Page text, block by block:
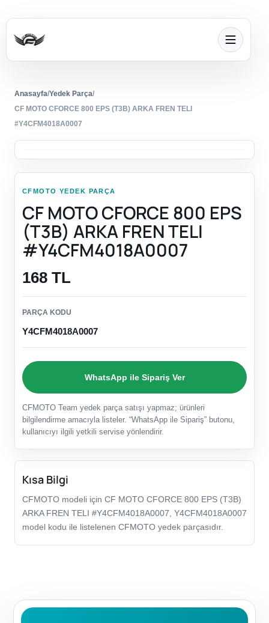
Anasayfa/Yedek Parça/
CF MOTO CFORCE 800 EPS (T3B) ARKA FREN TELI
#Y4CFM4018A0007
CFMOTO YEDEK PARÇA
CF MOTO CFORCE 800 EPS
(T3B) ARKA FREN TELI
#Y4CFM4018A0007
168 TL
PARÇA KODU
Y4CFM4018A0007
WhatsApp ile Sipariş Ver
CFMOTO Team yedek parça satışı yapmaz; ürünleri
bilgilendirme amacıyla listeler. “WhatsApp ile Sipariş” butonu,
kullanıcıyı ilgili yetkili servise yönlendirir.
Kısa Bilgi
CFMOTO modeli için CF MOTO CFORCE 800 EPS (T3B)
ARKA FREN TELI #Y4CFM4018A0007, Y4CFM4018A0007
model kodu ile listelenen CFMOTO yedek parçasıdır.